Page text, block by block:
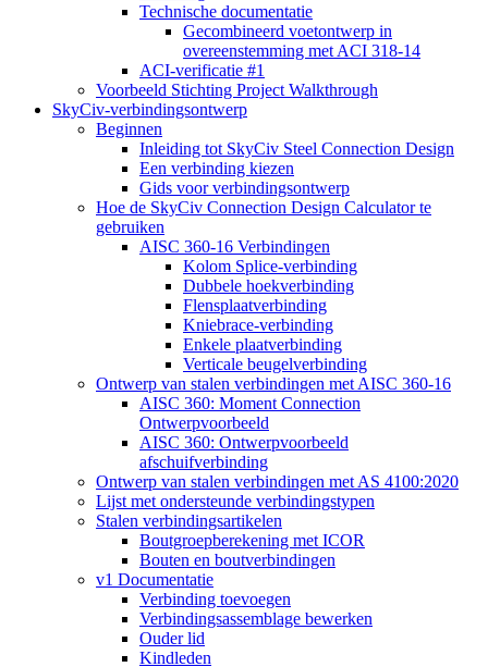
Technische documentatie
Gecombineerd voetontwerp in
overeenstemming met ACI 318-14
ACI-verificatie #1
Voorbeeld Stichting Project Walkthrough
SkyCiv-verbindingsontwerp
Beginnen
Inleiding tot SkyCiv Steel Connection Design
Een verbinding kiezen
Gids voor verbindingsontwerp
Hoe de SkyCiv Connection Design Calculator te
gebruiken
AISC 360-16 Verbindingen
Kolom Splice-verbinding
Dubbele hoekverbinding
Flensplaatverbinding
Kniebrace-verbinding
Enkele plaatverbinding
Verticale beugelverbinding
Ontwerp van stalen verbindingen met AISC 360-16
AISC 360: Moment Connection
Ontwerpvoorbeeld
AISC 360: Ontwerpvoorbeeld
afschuifverbinding
Ontwerp van stalen verbindingen met AS 4100:2020
Lijst met ondersteunde verbindingstypen
Stalen verbindingsartikelen
Boutgroepberekening met ICOR
Bouten en boutverbindingen
v1 Documentatie
Verbinding toevoegen
Verbindingsassemblage bewerken
Ouder lid
Kindleden